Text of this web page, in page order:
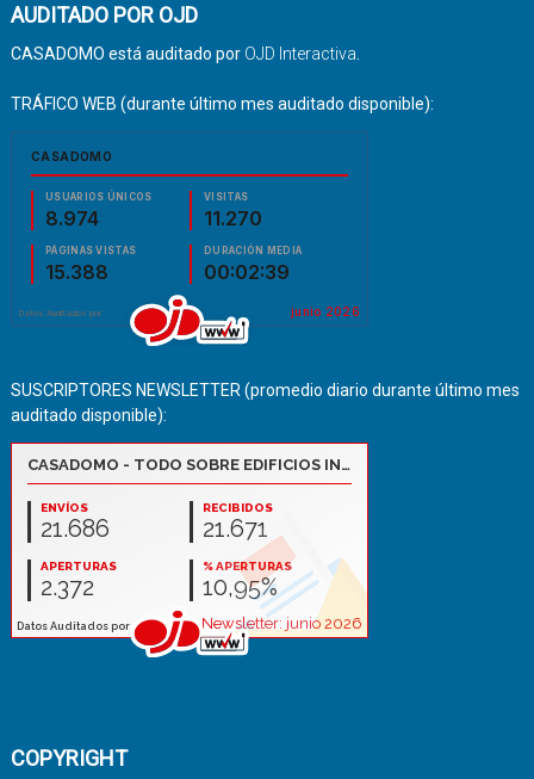
AUDITADO POR OJD
CASADOMO está auditado por OJD Interactiva
TRÁFICO WEB (durante último mes auditado disponible):
SUSCRIPTORES NEWSLETTER (promedio diario durante último mes
auditado disponible):
COPYRIGHT